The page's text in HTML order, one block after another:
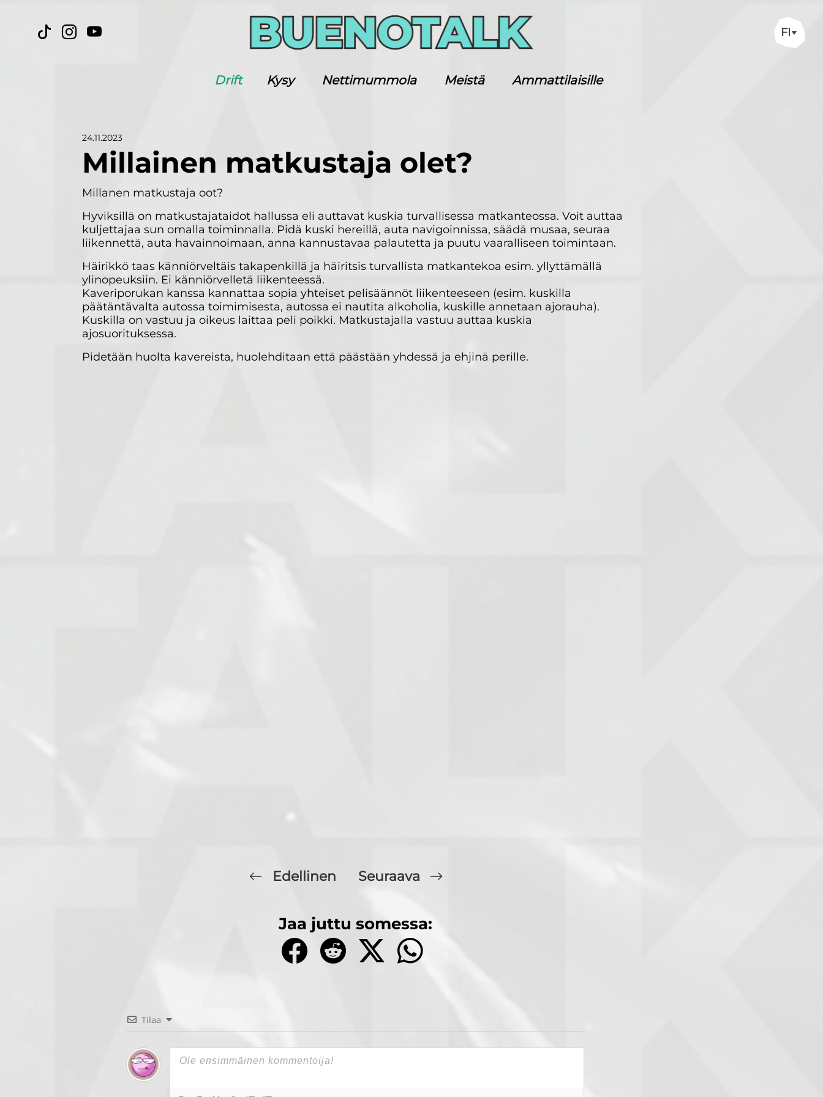
FI
Drift Kysy Nettimummola Meistä Ammattilaisille
24.11.2023
Millainen matkustaja olet?
Millanen matkustaja oot?
Hyviksillä on matkustajataidot hallussa eli auttavat kuskia turvallisessa matkanteossa. Voit auttaa
kuljettajaa sun omalla toiminnalla. Pidä kuski hereillä, auta navigoinnissa, säädä musaa, seuraa
liikennettä, auta havainnoimaan, anna kannustavaa palautetta ja puutu vaaralliseen toimintaan.
Häirikkö taas känniörveltäis takapenkillä ja häiritsis turvallista matkantekoa esim. yllyttämällä
ylinopeuksiin. Ei känniörvelletä liikenteessä.
Kaveriporukan kanssa kannattaa sopia yhteiset pelisäännöt liikenteeseen (esim. kuskilla
päätäntävalta autossa toimimisesta, autossa ei nautita alkoholia, kuskille annetaan ajorauha).
Kuskilla on vastuu ja oikeus laittaa peli poikki. Matkustajalla vastuu auttaa kuskia
ajosuorituksessa.
Pidetään huolta kavereista, huolehditaan että päästään yhdessä ja ehjinä perille.
Edellinen Seuraava
Jaa juttu somessa:
Tilaa